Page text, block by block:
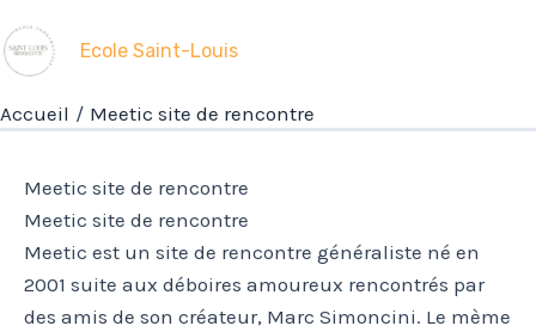
au
contenu
Ecole Saint-Louis
Accueil Meetic site de rencontre
Meetic site de rencontre
Meetic site de rencontre
Meetic est un site de rencontre généraliste né en
2001 suite aux déboires amoureux rencontrés par
des amis de son créateur, Marc Simoncini. Le mème